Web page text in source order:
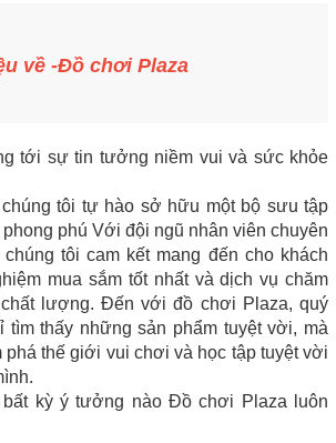
về -Đồ chơi Plaza
tới sự tin tưởng niềm vui và sức khỏe
tôi tự hào sở hữu một bộ sưu tập
phú Với đội ngũ nhân viên chuyên
tôi cam kết mang đến cho khách
mua sắm tốt nhất và dịch vụ chăm
lượng. Đến với đồ chơi Plaza, quý
tìm thấy những sản phẩm tuyệt vời, mà
phá thế giới vui chơi và học tập tuyệt vời
bất kỳ ý tưởng nào Đồ chơi Plaza luôn